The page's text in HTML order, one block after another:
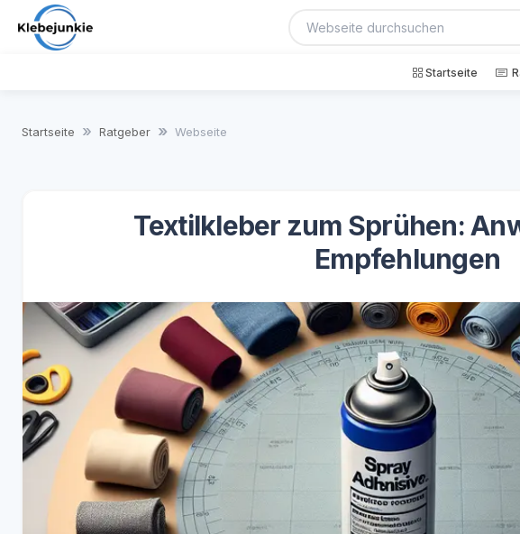
Startseite
Startseite Ratgeber Webseite
Textilkleber zum Sprühen:
Empfehlungen